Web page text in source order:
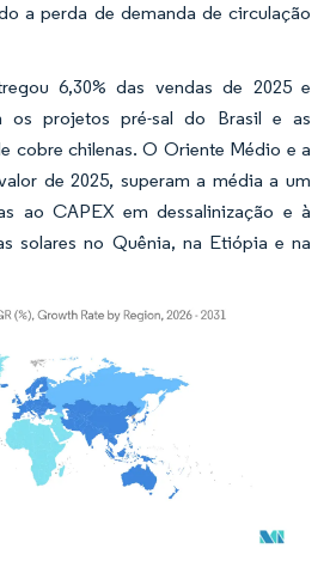
a perda de demanda de circulação
6,30% das vendas de 2025 e
os projetos pré-sal do Brasil e as
cobre chilenas. O Oriente Médio e a
de 2025, superam a média a um
ao CAPEX em dessalinização e à
solares no Quênia, na Etiópia e na